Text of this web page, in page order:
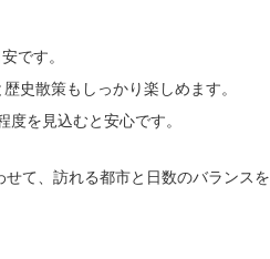
です。
歴史散策もしっかり楽しめます。
度を見込むと安心です。
て、訪れる都市と日数のバランスを